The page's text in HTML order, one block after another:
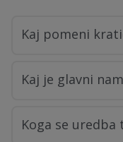
Kaj pomeni
Kaj je glavni
Koga se uredba